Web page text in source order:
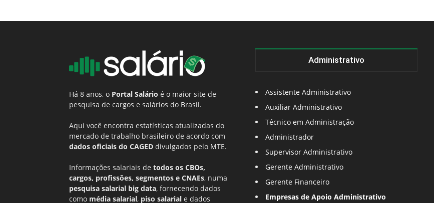
Há 8 anos, o Portal Salário é o maior site de
pesquisa de cargos e salários do Brasil.
Aqui você encontra estatísticas atualizadas do
mercado de trabalho brasileiro de acordo com
dados oficiais do CAGED divulgados pelo MTE.
Informações salariais de todos os CBOs,
cargos, profissões, segmentos e CNAEs, numa
pesquisa salarial big data, fornecendo dados
como média salarial, piso salarial e dados
Administrativo
Assistente Administrativo
Auxiliar Administrativo
Técnico em Administração
Administrador
Supervisor Administrativo
Gerente Administrativo
Gerente Financeiro
Empresas de Apoio Administrativo